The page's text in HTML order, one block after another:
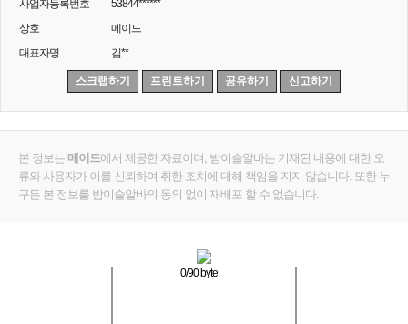
사업자등록번호
53844******
상호
메이드
대표자명
김**
스크랩하기 프린트하기 공유하기 신고하기
본 정보는 메이드에서 제공한 자료이며, 밤이슬알바는 기재된 내용에 대한 오
류와 사용자가 이를 신뢰하여 취한 조치에 대해 책임을 지지 않습니다. 또한 누
구든 본 정보를 밤이슬알바의 동의 없이 재배포 할 수 없습니다.
0/90 byte